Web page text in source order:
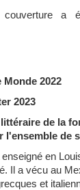
couverture a
2022
2023
de la
l'ensemble de
en
Il a vécu au
et